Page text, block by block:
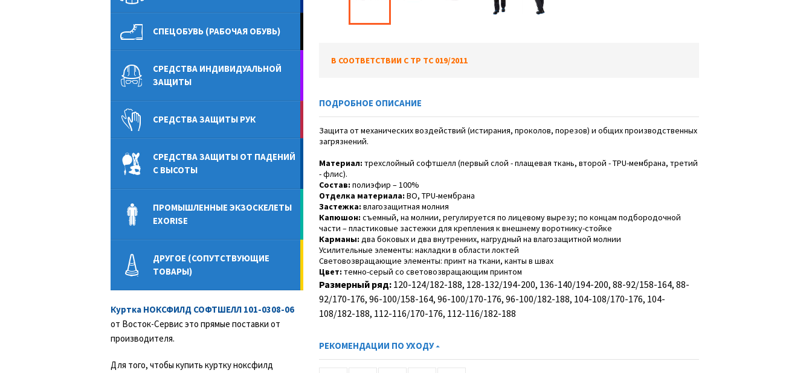
В СООТВЕТСТВИИ С ТР ТС 019/2011
ПОДРОБНОЕ ОПИСАНИЕ
Защита от механических воздействий (истирания, проколов, порезов) и общих производственных
загрязнений.
Материал: трехслойный софтшелл (первый слой - плащевая ткань, второй - TPU-мембрана, третий
- флис).
Состав: полиэфир – 100%
Отделка материала: ВО, TPU-мембрана
Застежка: влагозащитная молния
Капюшон: съемный, на молнии, регулируется по лицевому вырезу; по концам подбородочной
части – пластиковые застежки для крепления к внешнему воротнику-стойке
Карманы: два боковых и два внутренних, нагрудный на влагозащитной молнии
Усилительные элементы: накладки в области локтей
Световозвращающие элементы: принт на ткани, канты в швах
Цвет: темно-серый со световозвращающим принтом
Размерный ряд:120-124/182-188, 128-132/194-200, 136-140/194-200, 88-92/158-164, 88-
92/170-176, 96-100/158-164, 96-100/170-176, 96-100/182-188, 104-108/170-176, 104-
108/182-188, 112-116/170-176, 112-116/182-188
РЕКОМЕНДАЦИИ ПО УХОДУ
СПЕЦОБУВЬ (РАБОЧАЯ ОБУВЬ)
СРЕДСТВА ИНДИВИДУАЛЬНОЙ
ЗАЩИТЫ
СРЕДСТВА ЗАЩИТЫ РУК
СРЕДСТВА ЗАЩИТЫ ОТ ПАДЕНИЙ
С ВЫСОТЫ
ПРОМЫШЛЕННЫЕ ЭКЗОСКЕЛЕТЫ
EXORISE
ДРУГОЕ (СОПУТСТВУЮЩИЕ
ТОВАРЫ)
Куртка НОКСФИЛД СОФТШЕЛЛ 101-0308-06
от Восток-Сервис это прямые поставки от
производителя.
Для того, чтобы купить куртку ноксфилд